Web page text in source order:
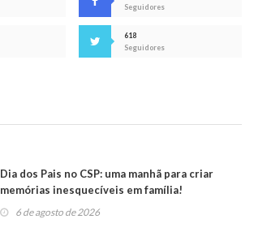
Seguidores
618
Seguidores
Dia dos Pais no CSP: uma manhã para criar
memórias inesquecíveis em família!
6 de agosto de 2026